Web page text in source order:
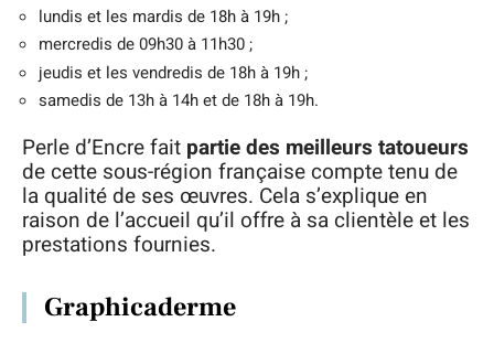
lundis et les mardis de 18h à 19h ;
mercredis de 09h30 à 11h30 ;
jeudis et les vendredis de 18h à 19h ;
samedis de 13h à 14h et de 18h à 19h.
Perle d’Encre fait partie des meilleurs tatoueurs
de cette sous-région française compte tenu de
la qualité de ses œuvres. Cela s’explique en
raison de l’accueil qu’il offre à sa clientèle et les
prestations fournies.
Graphicaderme